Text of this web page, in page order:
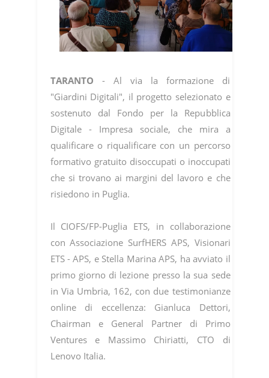
TARANTO - Al via la formazione di
"Giardini Digitali", il progetto selezionato e
sostenuto dal Fondo per la Repubblica
Digitale - Impresa sociale, che mira a
qualificare o riqualificare con un percorso
formativo gratuito disoccupati o inoccupati
che si trovano ai margini del lavoro e che
risiedono in Puglia.
Il CIOFS/FP-Puglia ETS, in collaborazione
con Associazione SurfHERS APS, Visionari
ETS - APS, e Stella Marina APS, ha avviato il
primo giorno di lezione presso la sua sede
in Via Umbria, 162, con due testimonianze
online di eccellenza: Gianluca Dettori,
Chairman e General Partner di Primo
Ventures e Massimo Chiriatti, CTO di
Lenovo Italia.